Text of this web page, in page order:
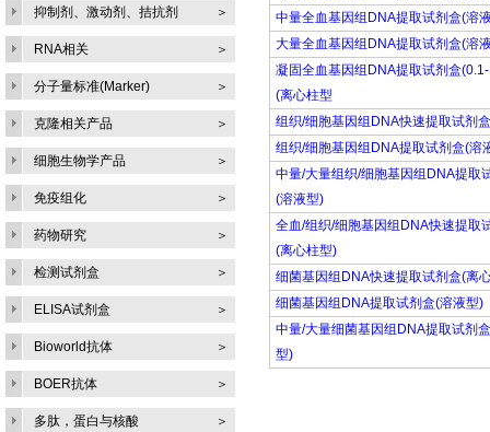
抑制剂、激动剂、拮抗剂 ＞
RNA相关 ＞
分子量标准(Marker) ＞
克隆相关产品 ＞
细胞生物学产品 ＞
免疫组化 ＞
药物研究 ＞
检测试剂盒 ＞
ELISA试剂盒 ＞
Bioworld抗体 ＞
BOER抗体 ＞
多肽，蛋白与核酸 ＞
中量全血基因组DNA提取试剂盒(溶
大量全血基因组DNA提取试剂盒(溶
凝固全血基因组DNA提取试剂盒
(离心柱型
组织/细胞基因组DNA快速提取试剂盒
组织/细胞基因组DNA提取试剂盒(溶
中量/大量组织/细胞基因组DNA提取
(溶液型)
全血/组织/细胞基因组DNA快速提取
(离心柱型)
细菌基因组DNA快速提取试剂盒(离
细菌基因组DNA提取试剂盒(溶液型)
中量/大量细菌基因组DNA提取试剂
型)